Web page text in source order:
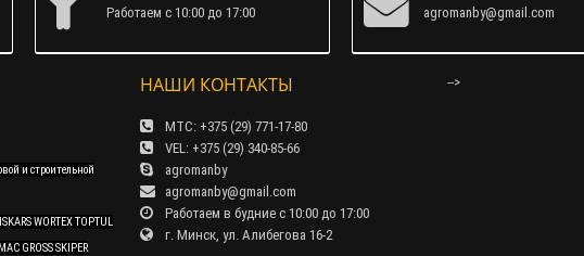
Работаем c 10:00 до 17:00 agromanby@gmail.com
и строительной
WORTEX TOPTUL
GROSS SKIPER
НАШИ КОНТАКТЫ
МТС: +375 (29) 771-17-80
VEL: +375 (29) 340-85-66
agromanby
agromanby@gmail.com
Работаем в будние с 10:00 до 17:00
г. Минск, ул. Алибегова 16-2
-->